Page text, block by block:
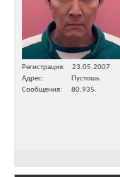
Регистрация
23.05.2007
Адрес
Пустошь
Сообщения
80,935